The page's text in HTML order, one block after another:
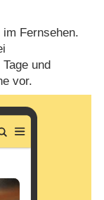
Fernsehen.
und
vor.